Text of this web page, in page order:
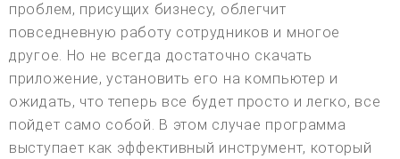
проблем, присущих бизнесу, облегчит
повседневную работу сотрудников и многое
другое. Но не всегда достаточно скачать
приложение, установить его на компьютер и
ожидать, что теперь все будет просто и легко, все
пойдет само собой. В этом случае программа
выступает как эффективный инструмент, который